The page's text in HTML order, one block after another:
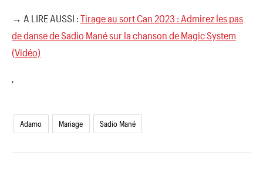
→ A LIRE AUSSI : Tirage au sort Can 2023 : Admirez les pas
de danse de Sadio Mané sur la chanson de Magic System
(Vidéo)
'
Adamo Mariage Sadio Mané